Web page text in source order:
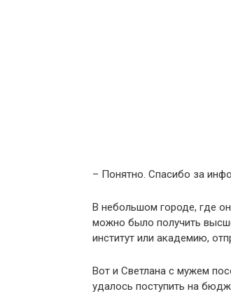
– Понятно. Спасибо за
В небольшом городе, где
можно было получить
институт или академию,
Вот и Светлана с мужем
удалось поступить на